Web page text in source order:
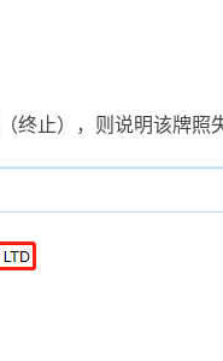
终止），则说明该牌照